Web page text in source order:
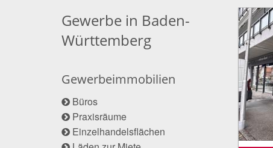
Gewerbe in Baden-
Württemberg
Gewerbeimmobilien
Büros
Praxisräume
Einzelhandelsflächen